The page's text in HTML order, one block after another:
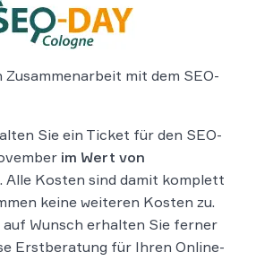
mit dem SEO-
Sie ein Ticket für den SEO-
im Wert von
. Alle Kosten sind damit komplett
keine weiteren Kosten zu.
auf Wunsch erhalten Sie ferner
Erstberatung für Ihren Online-